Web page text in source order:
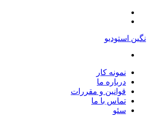
نگین استودیو
نمونه کار
درباره ما
قوانین و مقررات
تماس با ما
سئو